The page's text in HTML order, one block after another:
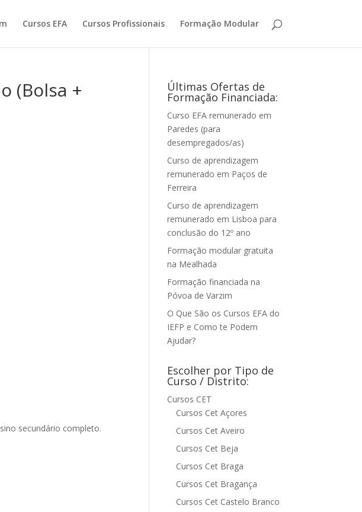
Cursos EFA Cursos Profissionais Formação Modular
(Bolsa +
secundário completo.
Últimas Ofertas de
Formação Financiada:
Curso EFA remunerado em
Paredes (para
desempregados/as)
Curso de aprendizagem
remunerado em Paços de
Ferreira
Curso de aprendizagem
remunerado em Lisboa para
conclusão do 12º ano
Formação modular gratuita
na Mealhada
Formação financiada na
Póvoa de Varzim
O Que São os Cursos EFA do
IEFP e Como te Podem
Ajudar?
Escolher por Tipo de
Curso / Distrito:
Cursos CET
Cursos Cet Açores
Cursos Cet Aveiro
Cursos Cet Beja
Cursos Cet Braga
Cursos Cet Bragança
Cursos Cet Castelo Branco